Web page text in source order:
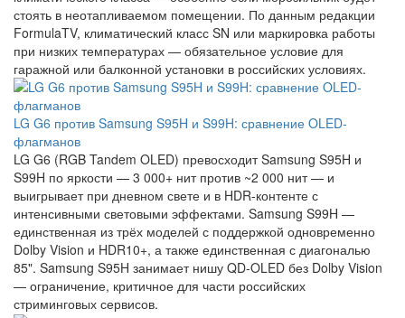
стоять в неотапливаемом помещении. По данным редакции
FormulaTV, климатический класс SN или маркировка работы
при низких температурах — обязательное условие для
гаражной или балконной установки в российских условиях.
LG G6 против Samsung S95H и S99H: сравнение OLED-
флагманов
LG G6 (RGB Tandem OLED) превосходит Samsung S95H и
S99H по яркости — 3 000+ нит против ~2 000 нит — и
выигрывает при дневном свете и в HDR-контенте с
интенсивными световыми эффектами. Samsung S99H —
единственная из трёх моделей с поддержкой одновременно
Dolby Vision и HDR10+, а также единственная с диагональю
85". Samsung S95H занимает нишу QD-OLED без Dolby Vision
— ограничение, критичное для части российских
стриминговых сервисов.